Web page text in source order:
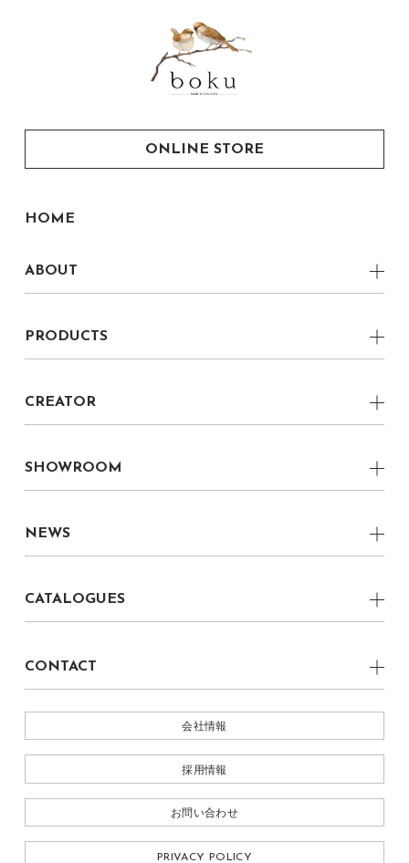
ONLINE STORE
HOME
ABOUT
boku CREATOR
boku CRAFTSMAN
PRODUCTS
Living Table
Dining Table
Lounge Chair
Ornament
CREATOR
boku CRAFTSMAN
SHOWROOM
NEWS
MEDIA
CATALOGUES
CONTACT
会社情報
採用情報
お問い合わせ
PRIVACY POLICY